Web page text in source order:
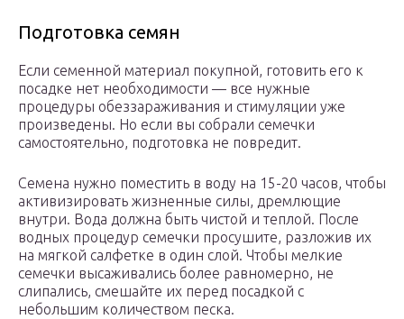
Подготовка семян
Если семенной материал покупной, готовить его к
посадке нет необходимости — все нужные
процедуры обеззараживания и стимуляции уже
произведены. Но если вы собрали семечки
самостоятельно, подготовка не повредит.
Семена нужно поместить в воду на 15-20 часов, чтобы
активизировать жизненные силы, дремлющие
внутри. Вода должна быть чистой и теплой. После
водных процедур семечки просушите, разложив их
на мягкой салфетке в один слой. Чтобы мелкие
семечки высаживались более равномерно, не
слипались, смешайте их перед посадкой с
небольшим количеством песка.